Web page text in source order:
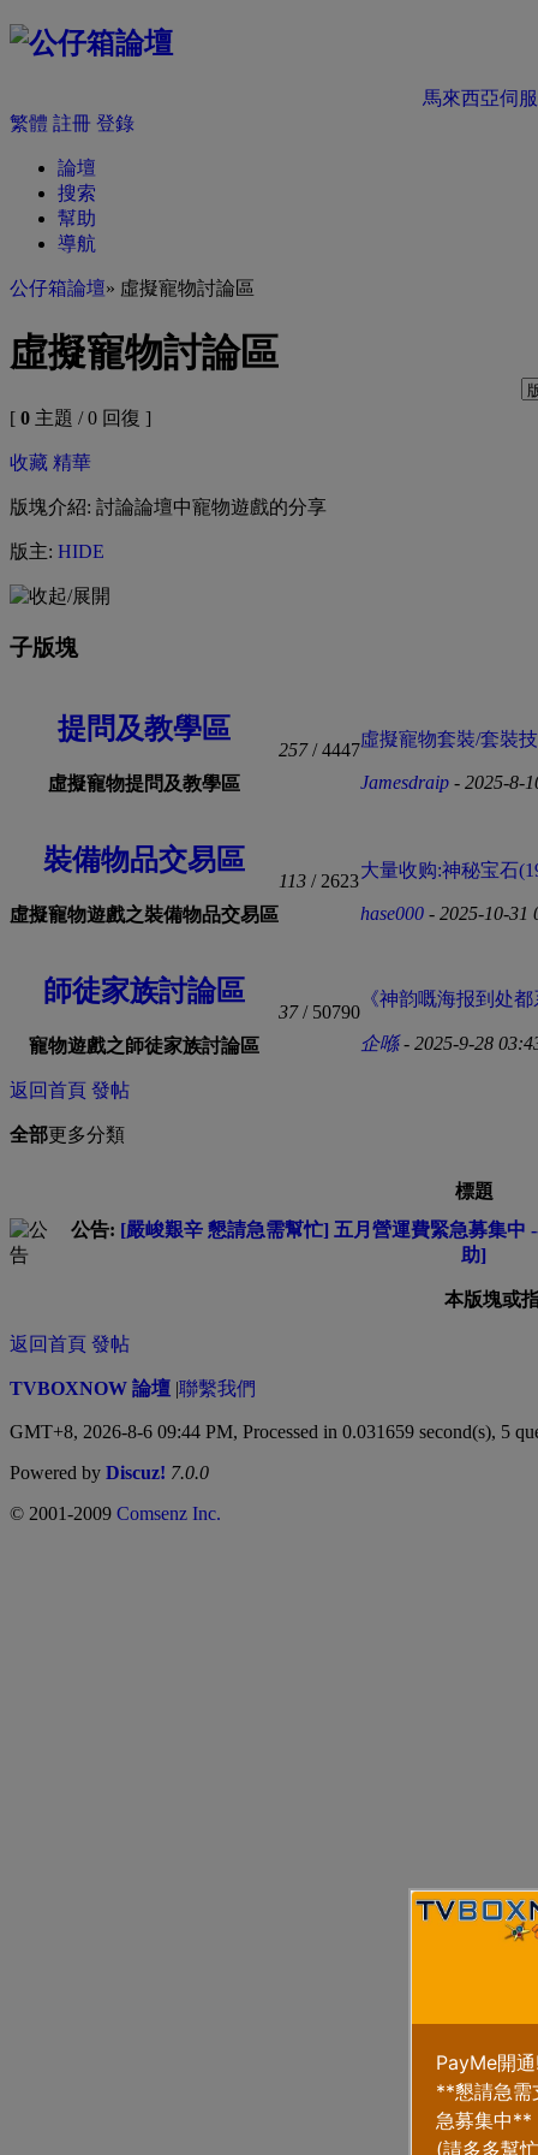
馬來西亞伺
繁體 註冊 登錄
論壇
搜索
幫助
導航
公仔箱論壇» 虛擬寵物討論區
虛擬寵物討論區
[ 0 主題 / 0 回復 ]
收藏 精華
版塊介紹: 討論論壇中寵物遊戲的分享
版主: HIDE
子版塊
提問及教學區
虛擬寵物提問及教學區
257/ 4447
虛擬寵物套裝/套裝
Jamesdraip - 2025-8-
裝備物品交易區
虛擬寵物遊戲之裝備物品交易區
113 / 2623
大量收购:神秘宝石
hase000 - 2025-10-31
師徒家族討論區
寵物遊戲之師徒家族討論區
37/ 50790
《神韵嘅海报到处
企喺- 2025-9-28
返回首頁 發帖
全部更多分類
標題
公告: [嚴峻艱辛 懇請急需幫忙] 五月營運費緊急募集
助]
本版塊或
返回首頁 發帖
TVBOXNOW 論壇 |聯繫我們
GMT+8, 2026-8-6 09:44 PM, Processed in 0.031659 second(s), 5
Powered by Discuz! 7.0.0
© 2001-2009 Comsenz Inc.